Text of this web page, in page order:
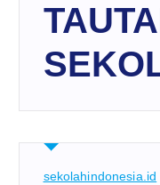
sekolahindonesia.id